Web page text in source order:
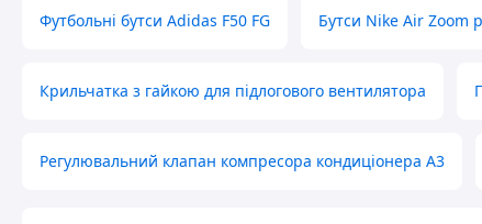
Футбольні бутси Adidas F50 FG Бутси Nike Air Zoom
Крильчатка з гайкою для підлогового вентилятора
Регулювальний клапан компресора кондиціонера А3